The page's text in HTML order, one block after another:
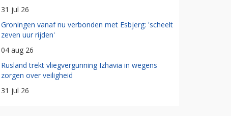
31 jul 26
Groningen vanaf nu verbonden met Esbjerg: 'scheelt
zeven uur rijden'
04 aug 26
Rusland trekt vliegvergunning Izhavia in wegens
zorgen over veiligheid
31 jul 26